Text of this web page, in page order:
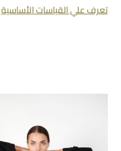
تعرف علي القياسات الأساسية